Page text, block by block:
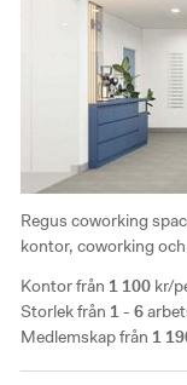
Kontor från 1 100 kr/
Storlek från 1 - 6
Medlemskap från 1
Regus coworking
kontor, coworking
nära både större
att ta sig till och från